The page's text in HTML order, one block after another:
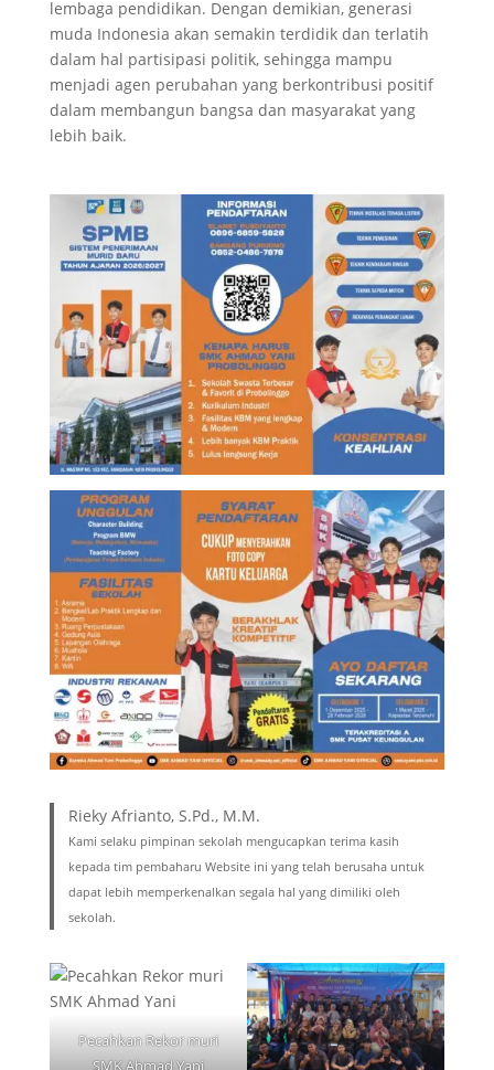
lembaga pendidikan. Dengan demikian, generasi
muda Indonesia akan semakin terdidik dan terlatih
dalam hal partisipasi politik, sehingga mampu
menjadi agen perubahan yang berkontribusi positif
dalam membangun bangsa dan masyarakat yang
lebih baik.
Rieky Afrianto, S.Pd., M.M.
Kami selaku pimpinan sekolah mengucapkan terima kasih
kepada tim pembaharu Website ini yang telah berusaha untuk
dapat lebih memperkenalkan segala hal yang dimiliki oleh
sekolah.
Pecahkan Rekor muri
SMK Ahmad Yani